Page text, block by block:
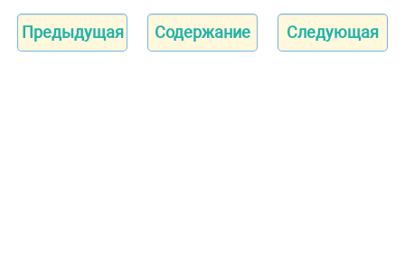
Предыдущая Содержание Следующая